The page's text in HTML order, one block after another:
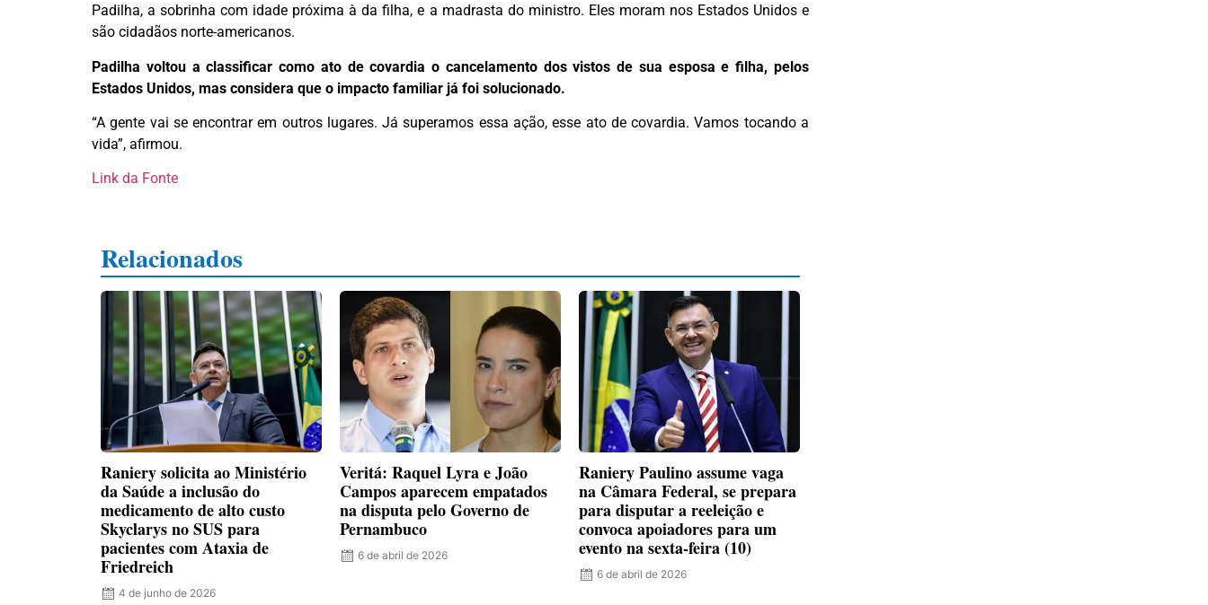
Padilha, a sobrinha com idade próxima à da filha, e a madrasta do ministro. Eles moram nos Estados Unidos e
são cidadãos norte-americanos.
Padilha voltou a classificar como ato de covardia o cancelamento dos vistos de sua esposa e filha, pelos
Estados Unidos, mas considera que o impacto familiar já foi solucionado.
“A gente vai se encontrar em outros lugares. Já superamos essa ação, esse ato de covardia. Vamos tocando a
vida”, afirmou.
Link da Fonte
Relacionados
Raniery solicita ao Ministério
da Saúde a inclusão do
medicamento de alto custo
Skyclarys no SUS para
pacientes com Ataxia de
Friedreich
4 de junho de 2026
Veritá: Raquel Lyra e João
Campos aparecem empatados
na disputa pelo Governo de
Pernambuco
6 de abril de 2026
Raniery Paulino assume vaga
na Câmara Federal, se prepara
para disputar a reeleição e
convoca apoiadores para um
evento na sexta-feira (10)
6 de abril de 2026